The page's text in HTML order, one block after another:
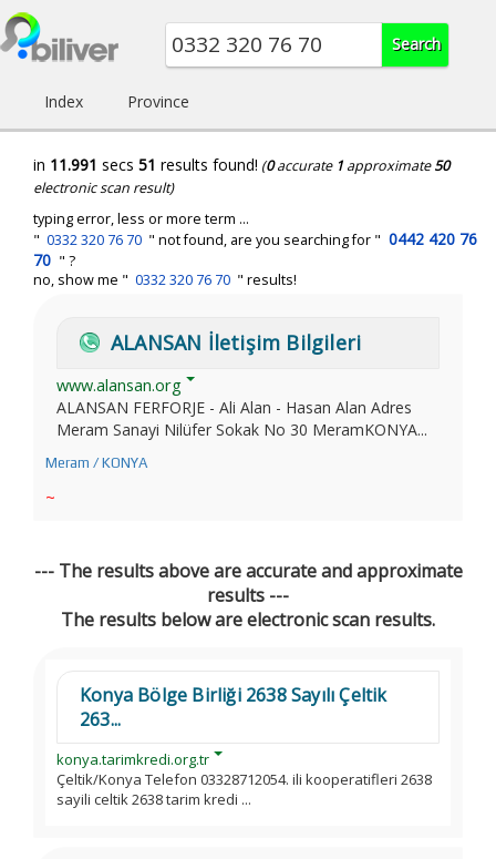
Index Province
in 11.991 secs 51 results found! (0accurate 1 approximate50
electronic scan result)
typing error, less or more term ...
" 0332 320 76 70 " not found, are you searching for " 0442 420 76
70 " ?
no, show me " 0332 320 76 70 " results!
ALANSAN İletişim Bilgileri
www.alansan.org
ALANSAN FERFORJE - Ali Alan - Hasan Alan Adres
Meram Sanayi Nilüfer Sokak No 30 MeramKONYA...
Meram / KONYA
~
--- The results above are accurate and approximate
results ---
The results below are electronic scan results.
Konya Bölge Birliği 2638 Sayılı Çeltik
263...
konya.tarimkredi.org.tr
Çeltik/Konya Telefon 03328712054. ili kooperatifleri 2638
sayili celtik 2638 tarim kredi ...